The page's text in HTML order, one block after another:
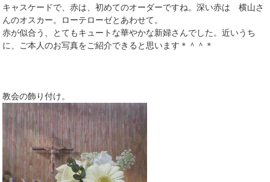
キャスケードで、赤は、初めてのオーダーですね。深い赤は 横山さ
んのオスカー。ローテローゼとあわせて。
赤が似合う、とてもキュートな華やかな新婦さんでした。近いうち
に、ご本人のお写真をご紹介できると思います＊＾＾＊
教会の飾り付け。